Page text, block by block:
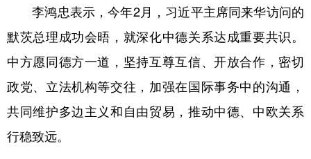
访谈 视频 图片 政务
法律 中央文件 金融 汽车
食品 人居 信息化 数字经济
乡村振兴 银龄 溯源中国
李鸿忠表示，今年2月，习近平主席同来华访问的
默茨总理成功会晤，就深化中德关系达成重要共识。
中方愿同德方一道，坚持互尊互信、开放合作，密切
政党、立法机构等交往，加强在国际事务中的沟通，
共同维护多边主义和自由贸易，推动中德、中欧关系
行稳致远。